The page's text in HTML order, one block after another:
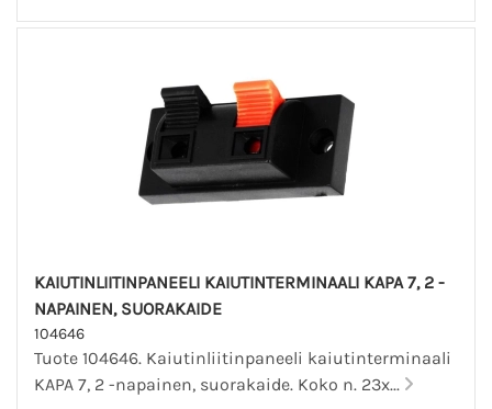
KAIUTINLIITINPANEELI KAIUTINTERMINAALI KAPA 7, 2 -
NAPAINEN, SUORAKAIDE
104646
Tuote 104646. Kaiutinliitinpaneeli kaiutinterminaali
KAPA 7, 2 -napainen, suorakaide. Koko n. 23x...